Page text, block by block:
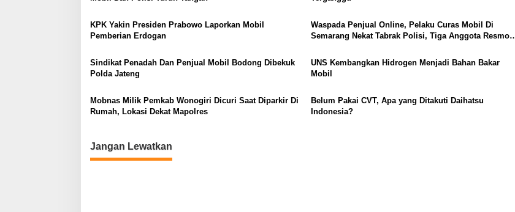
KPK Yakin Presiden Prabowo Laporkan Mobil
Pemberian Erdogan
Waspada Penjual Online, Pelaku Curas Mobil Di
Semarang Nekat Tabrak Polisi, Tiga Anggota Resmob
Sindikat Penadah Dan Penjual Mobil Bodong Dibekuk
Polda Jateng
UNS Kembangkan Hidrogen Menjadi Bahan Bakar
Mobil
Mobnas Milik Pemkab Wonogiri Dicuri Saat Diparkir Di
Rumah, Lokasi Dekat Mapolres
Belum Pakai CVT, Apa yang Ditakuti Daihatsu
Indonesia?
Jangan Lewatkan